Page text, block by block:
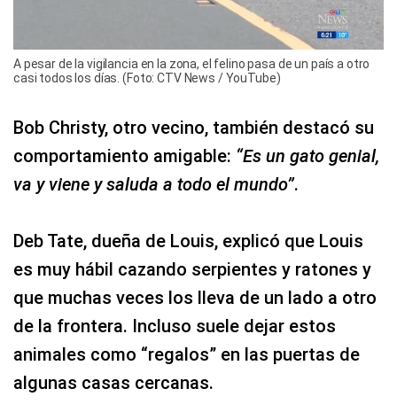
A pesar de la vigilancia en la zona, el felino pasa de un país a otro
casi todos los días. (Foto: CTV News / YouTube)
Bob Christy, otro vecino, también destacó su
comportamiento amigable: “Es un gato genial,
va y viene y saluda a todo el mundo”.
Deb Tate, dueña de Louis, explicó que Louis
es muy hábil cazando serpientes y ratones y
que muchas veces los lleva de un lado a otro
de la frontera. Incluso suele dejar estos
animales como “regalos” en las puertas de
algunas casas cercanas.